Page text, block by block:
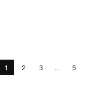
1 2 3 … 5